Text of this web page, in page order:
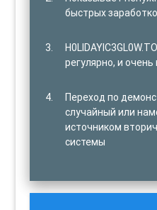
быстрых
регулярно, и очень
Переход по
случайный или
источником
системы